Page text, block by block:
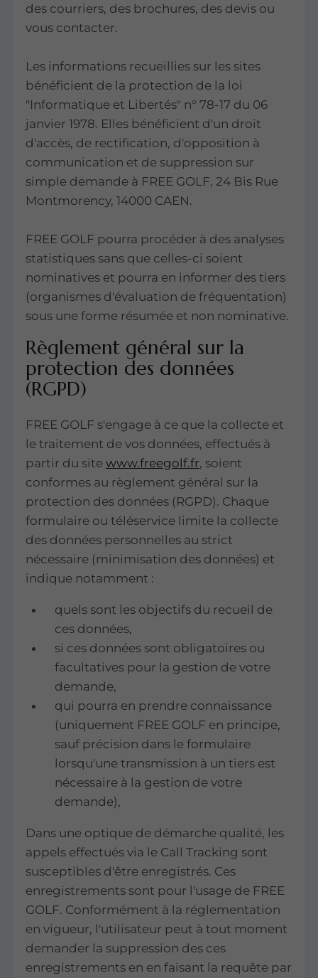
des courriers, des brochures, des devis ou
vous contacter.
Les informations recueillies sur les sites
bénéficient de la protection de la loi
"Informatique et Libertés" n° 78-17 du 06
janvier 1978. Elles bénéficient d'un droit
d'accès, de rectification, d'opposition à
communication et de suppression sur
simple demande à FREE GOLF, 24 Bis Rue
Montmorency, 14000 CAEN.
FREE GOLF pourra procéder à des analyses
statistiques sans que celles-ci soient
nominatives et pourra en informer des tiers
(organismes d'évaluation de fréquentation)
sous une forme résumée et non nominative.
Règlement général sur la
protection des données
(RGPD)
FREE GOLF s'engage à ce que la collecte et
le traitement de vos données, effectués à
partir du sitewww.freegolf.fr, soient
conformes au règlement général sur la
protection des données (RGPD). Chaque
formulaire ou téléservice limite la collecte
des données personnelles au strict
nécessaire (minimisation des données) et
indique notamment :
quels sont les objectifs du recueil de
ces données,
si ces données sont obligatoires ou
facultatives pour la gestion de votre
demande,
qui pourra en prendre connaissance
(uniquement FREE GOLF en principe,
sauf précision dans le formulaire
lorsqu'une transmission à un tiers est
nécessaire à la gestion de votre
demande),
Dans une optique de démarche qualité, les
appels effectués via le Call Tracking sont
susceptibles d'être enregistrés. Ces
enregistrements sont pour l'usage de FREE
GOLF. Conformément à la réglementation
en vigueur, l'utilisateur peut à tout moment
demander la suppression des ces
enregistrements en en faisant la requête par